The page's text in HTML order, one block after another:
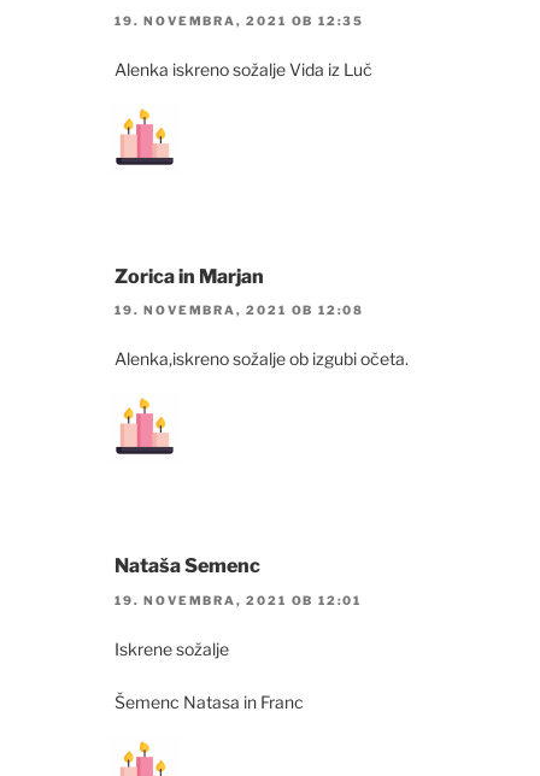
19. NOVEMBRA, 2021 OB 12:35
Alenka iskreno sožalje Vida iz Luč
Zorica in Marjan
19. NOVEMBRA, 2021 OB 12:08
Alenka,iskreno sožalje ob izgubi očeta.
Nataša Semenc
19. NOVEMBRA, 2021 OB 12:01
Iskrene sožalje
Šemenc Natasa in Franc